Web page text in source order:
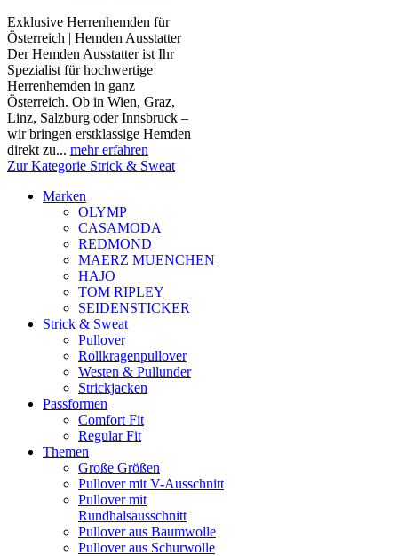
Exklusive Herrenhemden für
Österreich | Hemden Ausstatter
Der Hemden Ausstatter ist Ihr
Spezialist für hochwertige
Herrenhemden in ganz
Österreich. Ob in Wien, Graz,
Linz, Salzburg oder Innsbruck –
wir bringen erstklassige Hemden
direkt zu... mehr erfahren
Zur Kategorie Strick & Sweat
Marken
OLYMP
CASAMODA
REDMOND
MAERZ MUENCHEN
HAJO
TOM RIPLEY
SEIDENSTICKER
Strick & Sweat
Pullover
Rollkragenpullover
Westen & Pullunder
Strickjacken
Passformen
Comfort Fit
Regular Fit
Themen
Große Größen
Pullover mit V-Ausschnitt
Pullover mit
Rundhalsausschnitt
Pullover aus Baumwolle
Pullover aus Schurwolle